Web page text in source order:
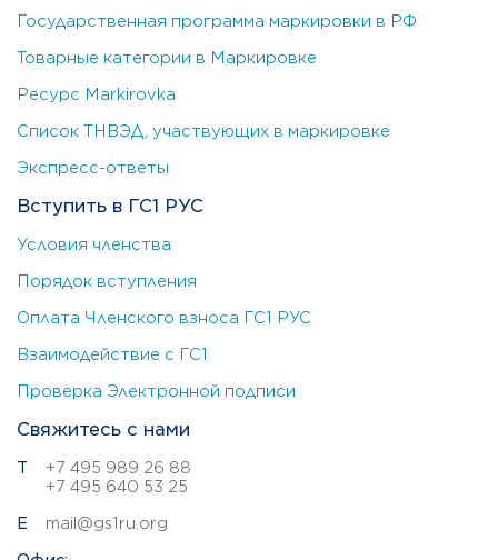
Государственная программа маркировки в РФ
Товарные категории в Маркировке
Ресурс Markirovka
Список ТНВЭД, участвующих в маркировке
Экспресс-ответы
Вступить в ГС1 РУС
Условия членства
Порядок вступления
Оплата Членского взноса ГС1 РУС
Взаимодействие с ГС1
Проверка Электронной подписи
Свяжитесь с нами
Т
+7 495 989 26 88
+7 495 640 53 25
E mail@gs1ru.org